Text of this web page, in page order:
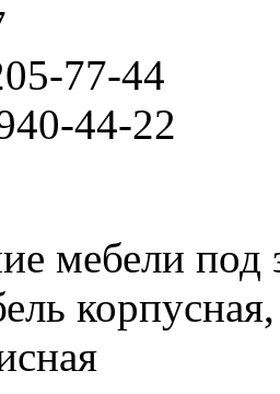
77-44
44-22
мебели под